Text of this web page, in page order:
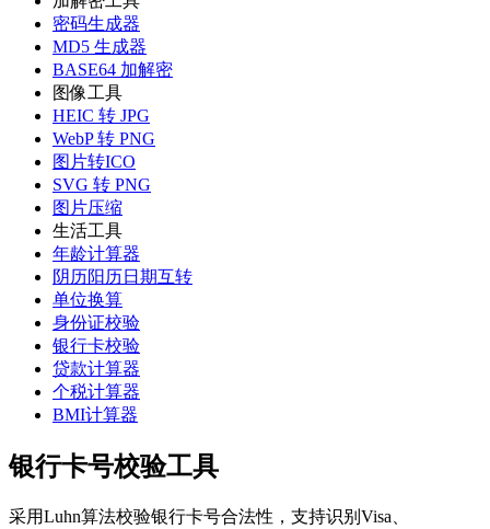
密码生成器
MD5 生成器
BASE64 加解密
图像工具
HEIC 转 JPG
WebP 转 PNG
图片转ICO
SVG 转 PNG
图片压缩
生活工具
年龄计算器
阴历阳历日期互转
单位换算
身份证校验
银行卡校验
贷款计算器
个税计算器
BMI计算器
银行卡号校验工具
采用Luhn算法校验银行卡号合法性，支持识别Visa、